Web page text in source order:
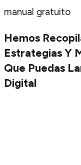
manual gratuito
Hemos
Estrategias Y
Que Puedas
Digital